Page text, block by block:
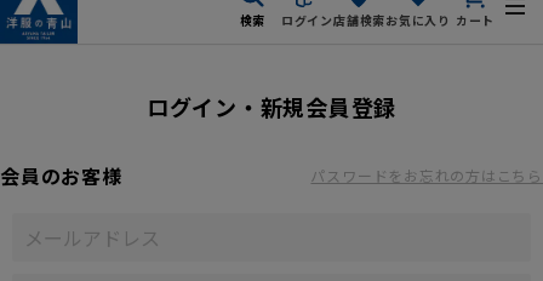
検索 ログイン店舗検索お気に入り カート
ログイン・新規会員登録
会員のお客様 パスワードをお忘れの方はこちら